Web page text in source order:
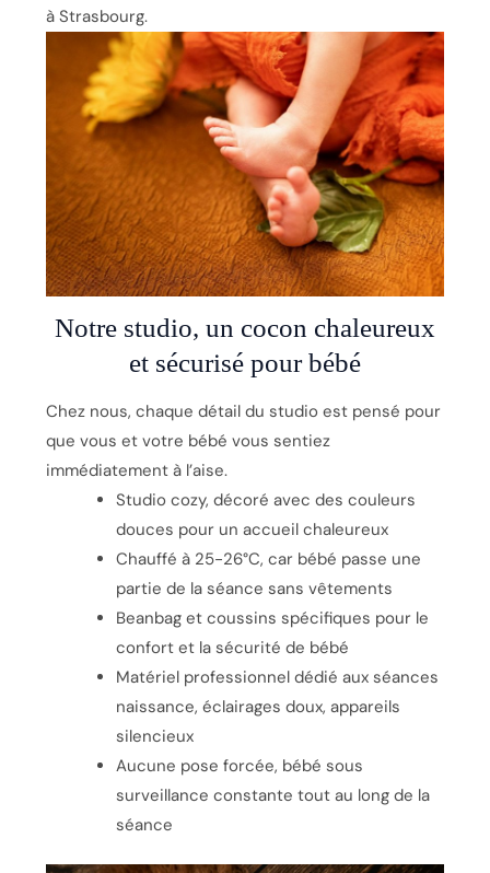
à Strasbourg.
Notre studio, un cocon chaleureux
et sécurisé pour bébé
Chez nous, chaque détail du studio est pensé pour
que vous et votre bébé vous sentiez
immédiatement à l’aise.
Studio cozy, décoré avec des couleurs
douces pour un accueil chaleureux
Chauffé à 25-26°C, car bébé passe une
partie de la séance sans vêtements
Beanbag et coussins spécifiques pour le
confort et la sécurité de bébé
Matériel professionnel dédié aux séances
naissance, éclairages doux, appareils
silencieux
Aucune pose forcée, bébé sous
surveillance constante tout au long de la
séance